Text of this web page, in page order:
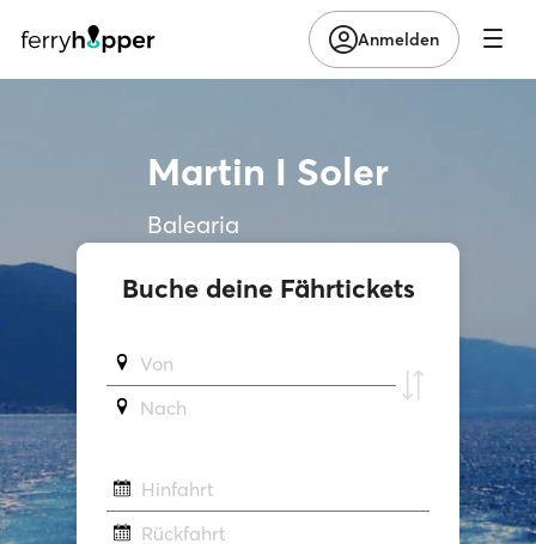
Anmelden
Martin I Soler
Balearia
Buche deine Fährtickets
Von
Νach
Hinfahrt
Rückfahrt